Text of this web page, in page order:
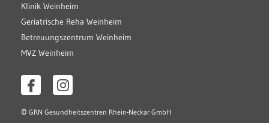
Klinik Weinheim
Geriatrische Reha Weinheim
Betreuungszentrum Weinheim
MVZ Weinheim
© GRN Gesundheitszentren Rhein-Neckar GmbH